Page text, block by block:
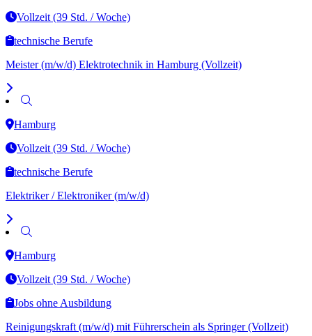
Vollzeit (39 Std. / Woche)
technische Berufe
Meister (m/w/d) Elektrotechnik in Hamburg (Vollzeit)
Hamburg
Vollzeit (39 Std. / Woche)
technische Berufe
Elektriker / Elektroniker (m/w/d)
Hamburg
Vollzeit (39 Std. / Woche)
Jobs ohne Ausbildung
Reinigungskraft (m/w/d) mit Führerschein als Springer (Vollzeit)